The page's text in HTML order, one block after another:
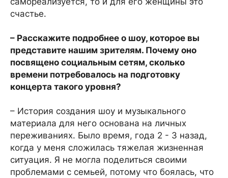
счастье.
– Расскажите подробнее о шоу, которое вы
представите нашим зрителям. Почему оно
посвящено социальным сетям, сколько
времени потребовалось на подготовку
концерта такого уровня?
– История создания шоу и музыкального
материала для него основана на личных
переживаниях. Было время, года 2 - 3 назад,
когда у меня сложилась тяжелая жизненная
ситуация. Я не могла поделиться своими
проблемами с семьей, потому что боялась, что